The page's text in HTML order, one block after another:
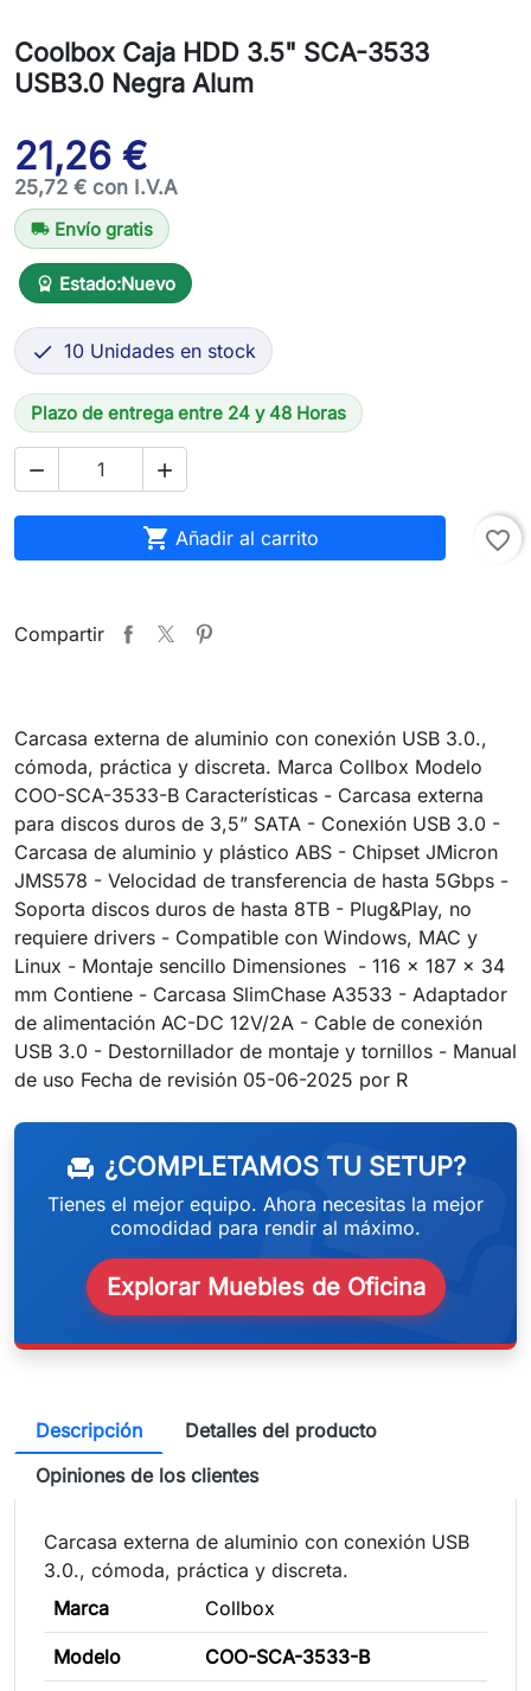
Coolbox Caja HDD 3.5" SCA-3533
USB3.0 Negra Alum
21,26 €
25,72 € con I.V.A
local_shipping Envío gratis
workspace_premium Estado:Nuevo
 10 Unidades en stock
Plazo de entrega entre 24 y 48 Horas
 
 Añadir al carrito favorite_border
Compartir
Carcasa externa de aluminio con conexión USB 3.0.,
cómoda, práctica y discreta. Marca Collbox Modelo
COO-SCA-3533-B Características - Carcasa externa
para discos duros de 3,5” SATA - Conexión USB 3.0 -
Carcasa de aluminio y plástico ABS - Chipset JMicron
JMS578 - Velocidad de transferencia de hasta 5Gbps -
Soporta discos duros de hasta 8TB - Plug&Play, no
requiere drivers - Compatible con Windows, MAC y
Linux - Montaje sencillo Dimensiones - 116 x 187 x 34
mm Contiene - Carcasa SlimChase A3533 - Adaptador
de alimentación AC-DC 12V/2A - Cable de conexión
USB 3.0 - Destornillador de montaje y tornillos - Manual
de uso Fecha de revisión 05-06-2025 por R
chair ¿COMPLETAMOS TU SETUP?
Tienes el mejor equipo. Ahora necesitas la mejor
comodidad para rendir al máximo.
Explorar Muebles de Oficina
Descripción
Detalles del producto
Opiniones de los clientes
Carcasa externa de aluminio con conexión USB
3.0., cómoda, práctica y discreta.
Marca
Collbox
Modelo COO-SCA-3533-B